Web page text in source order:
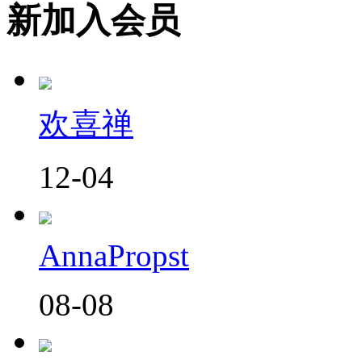
新加入会员
欢喜禅
12-04
AnnaPropst
08-08